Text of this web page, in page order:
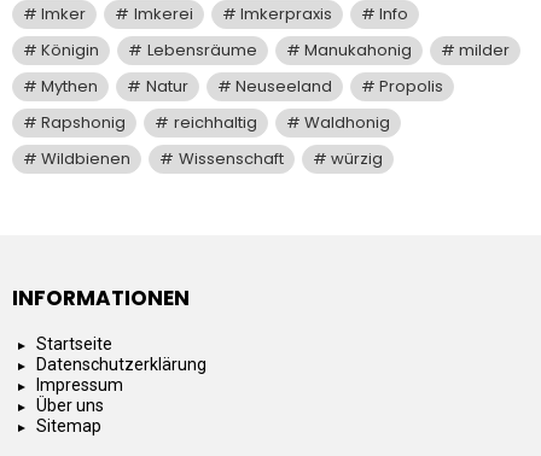
Imker
Imkerei Imkerpraxis
Info
Königin
Lebensräume Manukahonig
milder
Mythen
Natur Neuseeland
Propolis
Rapshonig
reichhaltig
Waldhonig
Wildbienen
Wissenschaft würzig
INFORMATIONEN
Startseite
Datenschutzerklärung
Impressum
Über uns
Sitemap